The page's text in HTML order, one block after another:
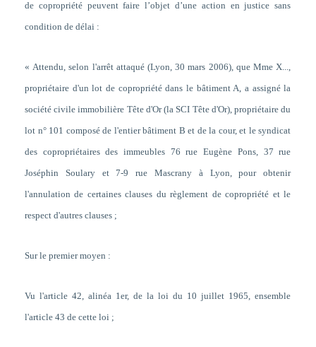
de copropriété peuvent faire l’objet d’une action en justice sans
condition de délai :
« Attendu, selon l'arrêt attaqué (Lyon, 30 mars 2006), queMme X...,
propriétaire d'un lot de copropriété dans le bâtiment A, a assigné la
société civile immobilière Tête d'Or (la SCI Tête d'Or), propriétaire du
lot n° 101 composé de l'entier bâtiment B et de la cour, et le syndicat
des copropriétaires des immeubles 76 rue Eugène Pons, 37 rue
Joséphin Soulary et 7-9 rue Mascrany à Lyon, pour obtenir
l'annulation de certaines clauses du règlement de copropriété et le
respect d'autres clauses;
Sur le premier moyen :
Vu l'article 42, alinéa 1er, de la loi du 10 juillet 1965, ensemble
l'article 43 de cette loi ;